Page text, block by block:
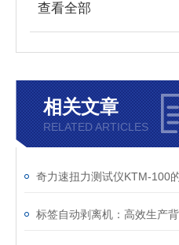
查看全部
相关文章
RELATED ARTICLES